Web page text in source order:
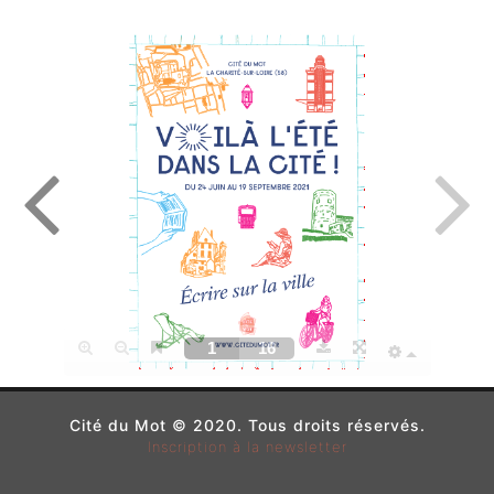
Cité du Mot © 2020. Tous droits réservés.
Inscription à la newsletter